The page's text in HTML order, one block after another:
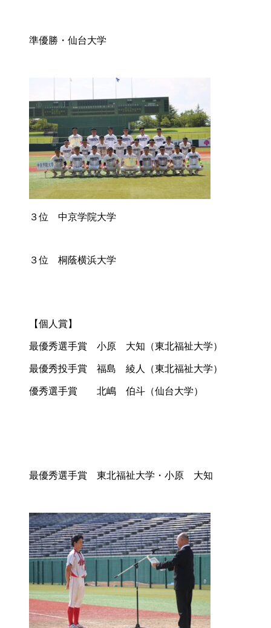
準優勝・仙台大学
３位 中京学院大学
３位 桐蔭横浜大学
【個人賞】
最優秀選手賞 小原 大知（東北福祉大学）
最優秀投手賞 福島 綾人（東北福祉大学）
優秀選手賞 北嶋 伯斗（仙台大学）
最優秀選手賞 東北福祉大学・小原 大知